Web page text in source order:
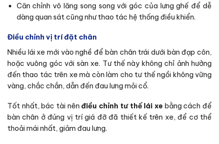
Căn chỉnh vô lăng song song với góc của lưng ghế để dễ
dàng quan sát cũng như thao tác hệ thống điều khiển.
Điều chỉnh vị trí đặt chân
Nhiều lái xe mới vào nghề để bàn chân trái dưới bàn đạp côn,
hoặc vuông góc với sàn xe. Tư thế này không chỉ ảnh hưởng
đến thao tác trên xe mà còn làm cho tư thế ngồi không vững
vàng, chắc chắn, dẫn đến đau lưng mỏi cổ.
Tốt nhất, bác tài nênđiều chỉnh tư thế lái xebằng cách để
bàn chân ở đúng vị trí giá đỡ đã thiết kế trên xe, để cơ thể
thoải mái nhất, giảm đau lưng.